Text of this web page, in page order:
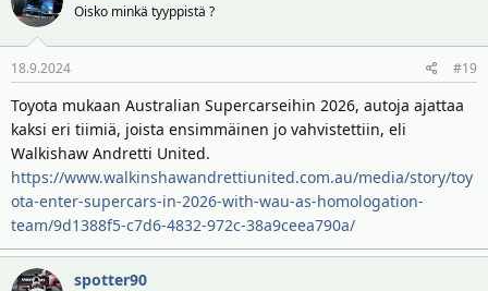
Oisko minkä tyyppistä ?
18.9.2024 #19
Toyota mukaan Australian Supercarseihin 2026, autoja ajattaa
kaksi eri tiimiä, joista ensimmäinen jo vahvistettiin, eli
Walkishaw Andretti United.
https://www.walkinshawandrettiunited.com.au/media/story/toy
ota-enter-supercars-in-2026-with-wau-as-homologation-
team/9d1388f5-c7d6-4832-972c-38a9ceea790a/
spotter90